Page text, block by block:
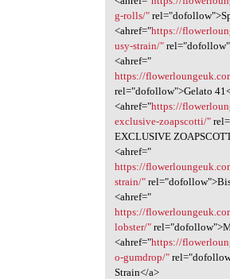
g-rolls/"
<ahref="https://
usy-strain/"
<ahref="
https://
rel="dofollow">Gelato
<ahref="https://
exclusive-zoapscotti/"
EXCLUSIVE
<ahref="
https://
strain/"
<ahref="
https://
lobster/"
<ahref="https://
o-gumdrop/"
Strain</a>